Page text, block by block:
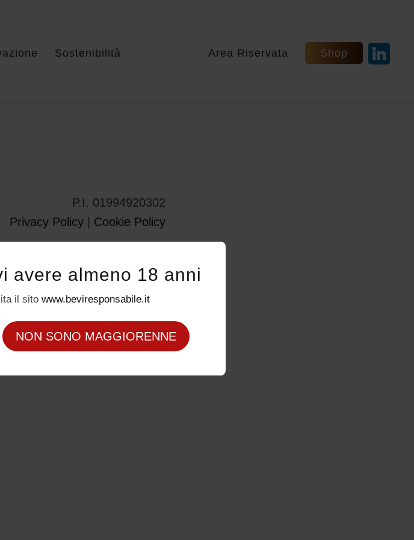
Sostenibilità Area Riservata Shop
P.I. 01994920302
Privacy Policy
Cookie Policy
avere almeno 18 anni
il sito www.beviresponsabile.it
NON SONO MAGGIORENNE